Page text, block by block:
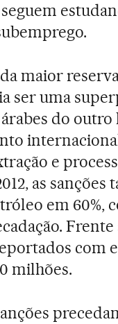
maior
ser uma
do
e
as
em 60%,
com
milhões.